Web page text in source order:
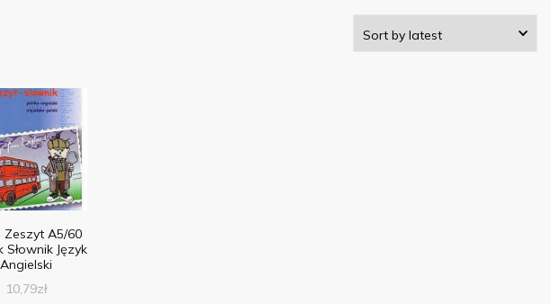
Zeszyt A5/60
Słownik Język
Angielski
10,79zł